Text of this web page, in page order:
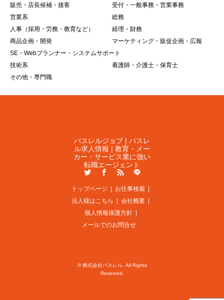
販売・店長候補・接客
受付・一般事務・営業事務
営業系
総務
人事（採用・労務・教育など）
経理・財務
商品企画・開発
マーケティング・販促企画・広報
SE・Webプランナー・システムサポート
技術系
看護師・介護士・保育士
その他・専門職
パスレルジョブ | パスレ
ル求人情報 | 教育・メー
カー・サービス業に強い
転職エージェント
LINE
トップページ
お仕事検索
法人様はこちら
会社概要
個人情報保護方針
メールでのお問合せ
©株式会社パスレル. All Rights
Reserved.